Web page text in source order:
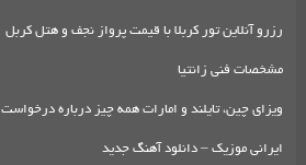
رزرو آنلاین تور کربلا با قیمت پرواز نجف و هتل کربل
مشخصات فنی زانتیا
ویزای چین، تایلند و امارات همه چیز درباره درخواست
ایرانی موزیک – دانلود آهنگ جدید